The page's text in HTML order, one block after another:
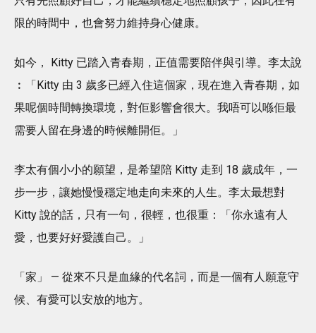
限的時間中，也會努力維持身心健康。
如今， Kitty 已踏入青春期，正值需要陪伴與引導。李太說
︰「Kitty 由 3 歲多已經入住這個家，現在進入青春期，如
果呢個時間轉換環境，對佢影響會很大。我唔可以喺佢最
需要人留在身邊的時候離開佢。」
李太有個小小的願望，是希望陪 Kitty 走到 18 歲成年，一
步一步，讓她慢慢穩定地走向未來的人生。李太最想對
Kitty 說的話，只有一句，很輕，也很重：「你永遠有人
愛，也要好好愛護自己。」
「家」 — 從來不只是血緣的代名詞，而是一個有人願意守
候、有愛可以安放的地方。